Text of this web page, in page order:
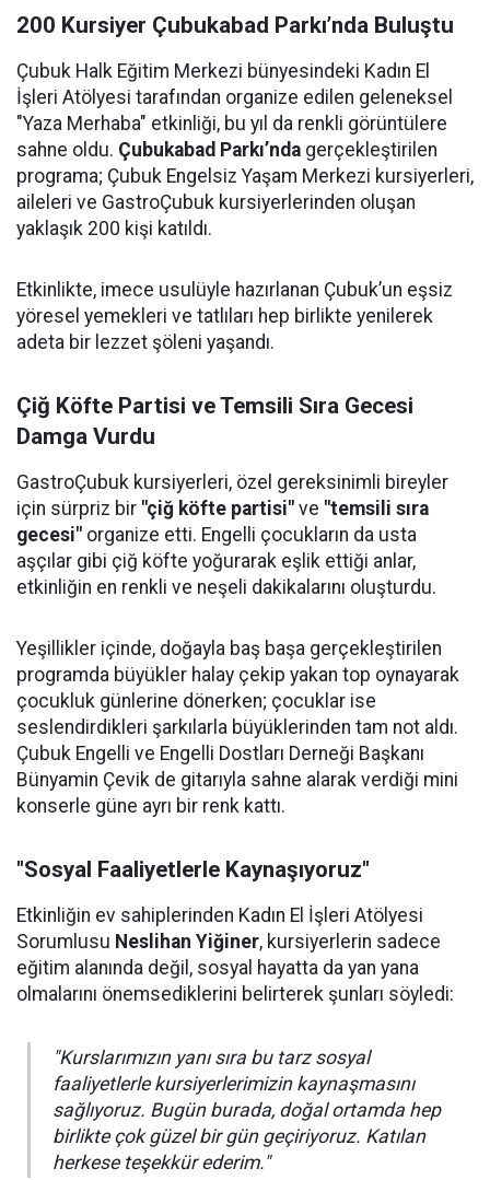
200 Kursiyer Çubukabad Parkı’nda Buluştu
Çubuk Halk Eğitim Merkezi bünyesindeki Kadın El
İşleri Atölyesi tarafından organize edilen geleneksel
"Yaza Merhaba" etkinliği, bu yıl da renkli görüntülere
sahne oldu. Çubukabad Parkı’nda gerçekleştirilen
programa; Çubuk Engelsiz Yaşam Merkezi kursiyerleri,
aileleri ve GastroÇubuk kursiyerlerinden oluşan
yaklaşık 200 kişi katıldı.
Etkinlikte, imece usulüyle hazırlanan Çubuk’un eşsiz
yöresel yemekleri ve tatlıları hep birlikte yenilerek
adeta bir lezzet şöleni yaşandı.
Çiğ Köfte Partisi ve Temsili Sıra Gecesi
Damga Vurdu
GastroÇubuk kursiyerleri, özel gereksinimli bireyler
için sürpriz bir "çiğ köfte partisi" ve "temsili sıra
gecesi" organize etti. Engelli çocukların da usta
aşçılar gibi çiğ köfte yoğurarak eşlik ettiği anlar,
etkinliğin en renkli ve neşeli dakikalarını oluşturdu.
Yeşillikler içinde, doğayla baş başa gerçekleştirilen
programda büyükler halay çekip yakan top oynayarak
çocukluk günlerine dönerken; çocuklar ise
seslendirdikleri şarkılarla büyüklerinden tam not aldı.
Çubuk Engelli ve Engelli Dostları Derneği Başkanı
Bünyamin Çevik de gitarıyla sahne alarak verdiği mini
konserle güne ayrı bir renk kattı.
"Sosyal Faaliyetlerle Kaynaşıyoruz"
Etkinliğin ev sahiplerinden Kadın El İşleri Atölyesi
Sorumlusu Neslihan Yiğiner, kursiyerlerin sadece
eğitim alanında değil, sosyal hayatta da yan yana
olmalarını önemsediklerini belirterek şunları söyledi:
"Kurslarımızın yanı sıra bu tarz sosyal
faaliyetlerle kursiyerlerimizin kaynaşmasını
sağlıyoruz. Bugün burada, doğal ortamda hep
birlikte çok güzel bir gün geçiriyoruz. Katılan
herkese teşekkür ederim."